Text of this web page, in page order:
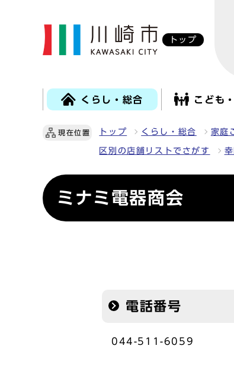
トップ
くらし・総合 こども
現在位置 トップ くらし・総合 家庭
区別の店舗リストでさがす
ミナミ電器商会
電話番号
044-511-6059